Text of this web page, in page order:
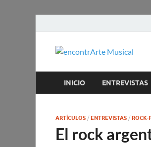
INICIO ENTREVISTAS
ARTÍCULOS / ENTREVISTAS / ROCK-
El rock